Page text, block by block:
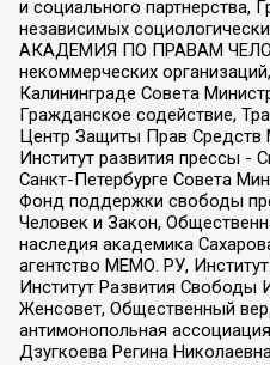
и социального партнерства,
независимых
АКАДЕМИЯ ПО ПРАВАМ
некоммерческих
Калининграде Совета
Гражданское содействие,
Центр Защиты Прав
Институт развития прессы -
Санкт-Петербурге Совета
Фонд поддержки свободы
Человек и Закон,
наследия академика
агентство МЕМО. РУ,
Институт Развития
Женсовет, Общественный
антимонопольная
Дзугкоева Регина